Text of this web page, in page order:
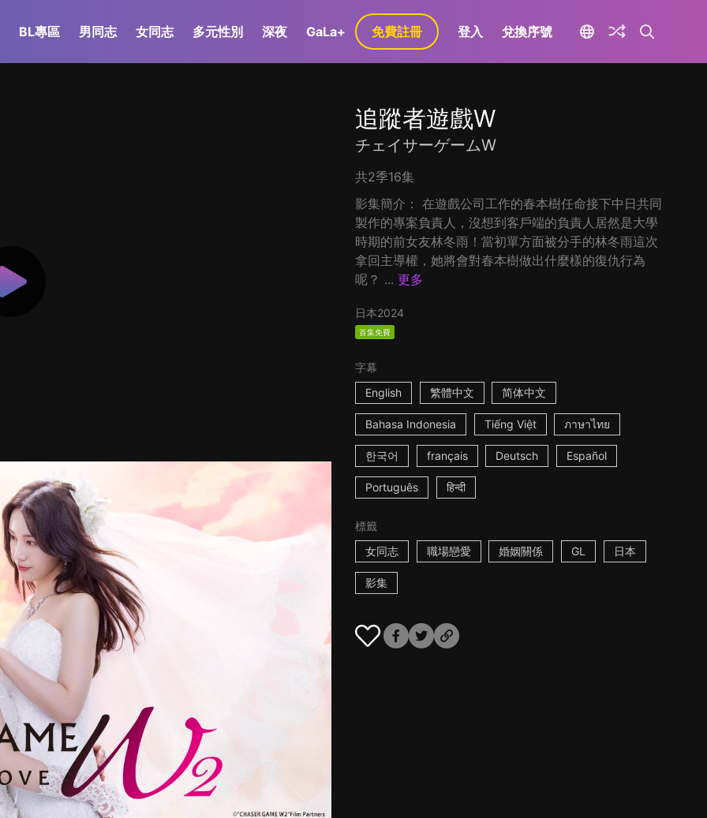
BL專區 男同志 女同志 多元性別 深夜 GaLa+ 免費註冊 登入 兌換序號
追蹤者遊戲W
チェイサーゲームW
共2季16集
影集簡介： 在遊戲公司工作的春本樹任命接下中日共同
製作的專案負責人，沒想到客戶端的負責人居然是大學
時期的前女友林冬雨！當初單方面被分手的林冬雨這次
拿回主導權，她將會對春本樹做出什麼樣的復仇行為
呢？ ... 更多
日本2024
首集免費
字幕
English
繁體中文 简体中文
Bahasa Indonesia Tiếng Việt ภาษาไทย
한국어 français Deutsch Español
Português हिन्दी
標籤
女同志
職場戀愛 婚姻關係 GL 日本
影集
()